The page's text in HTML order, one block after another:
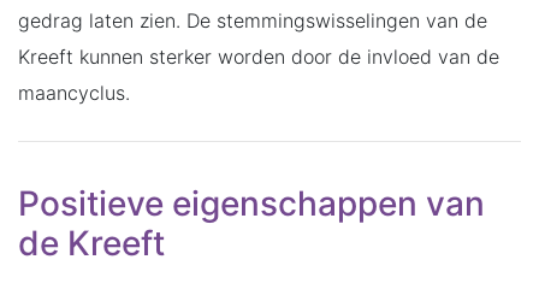
gedrag laten zien. De stemmingswisselingen van de
Kreeft kunnen sterker worden door de invloed van de
maancyclus.
Positieve eigenschappen van
de Kreeft